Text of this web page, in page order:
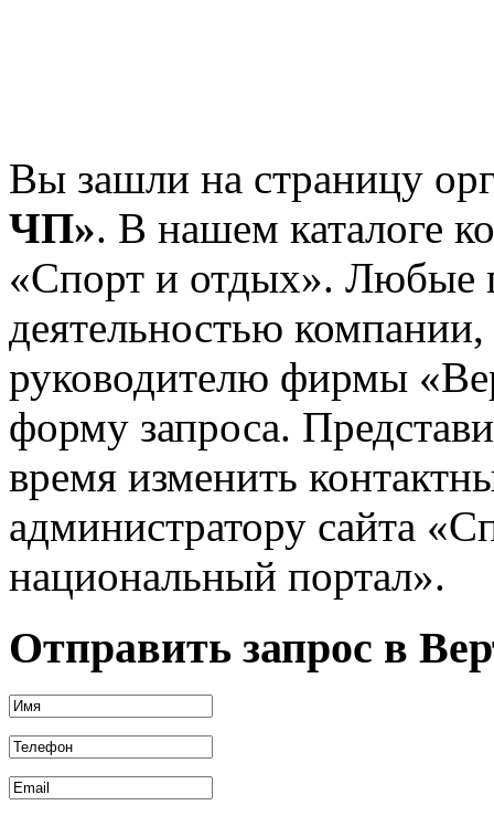
Вы зашли на страницу
ЧП». В нашем каталоге
«Спорт и отдых». Любые
деятельностью
руководителю фирмы
форму запроса.
время изменить
администратору сайта
национальный портал».
Отправить запрос в